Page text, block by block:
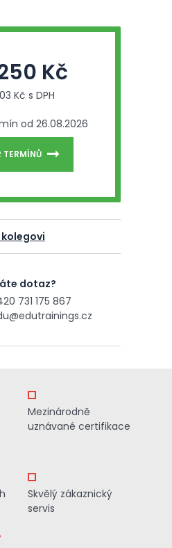
Kč
Kč s DPH
od 26.08.2026
TERMÍNŮ
dotaz?
731 175 867
Mezinárodně
uznávané certifikace
Skvělý zákaznický
servis